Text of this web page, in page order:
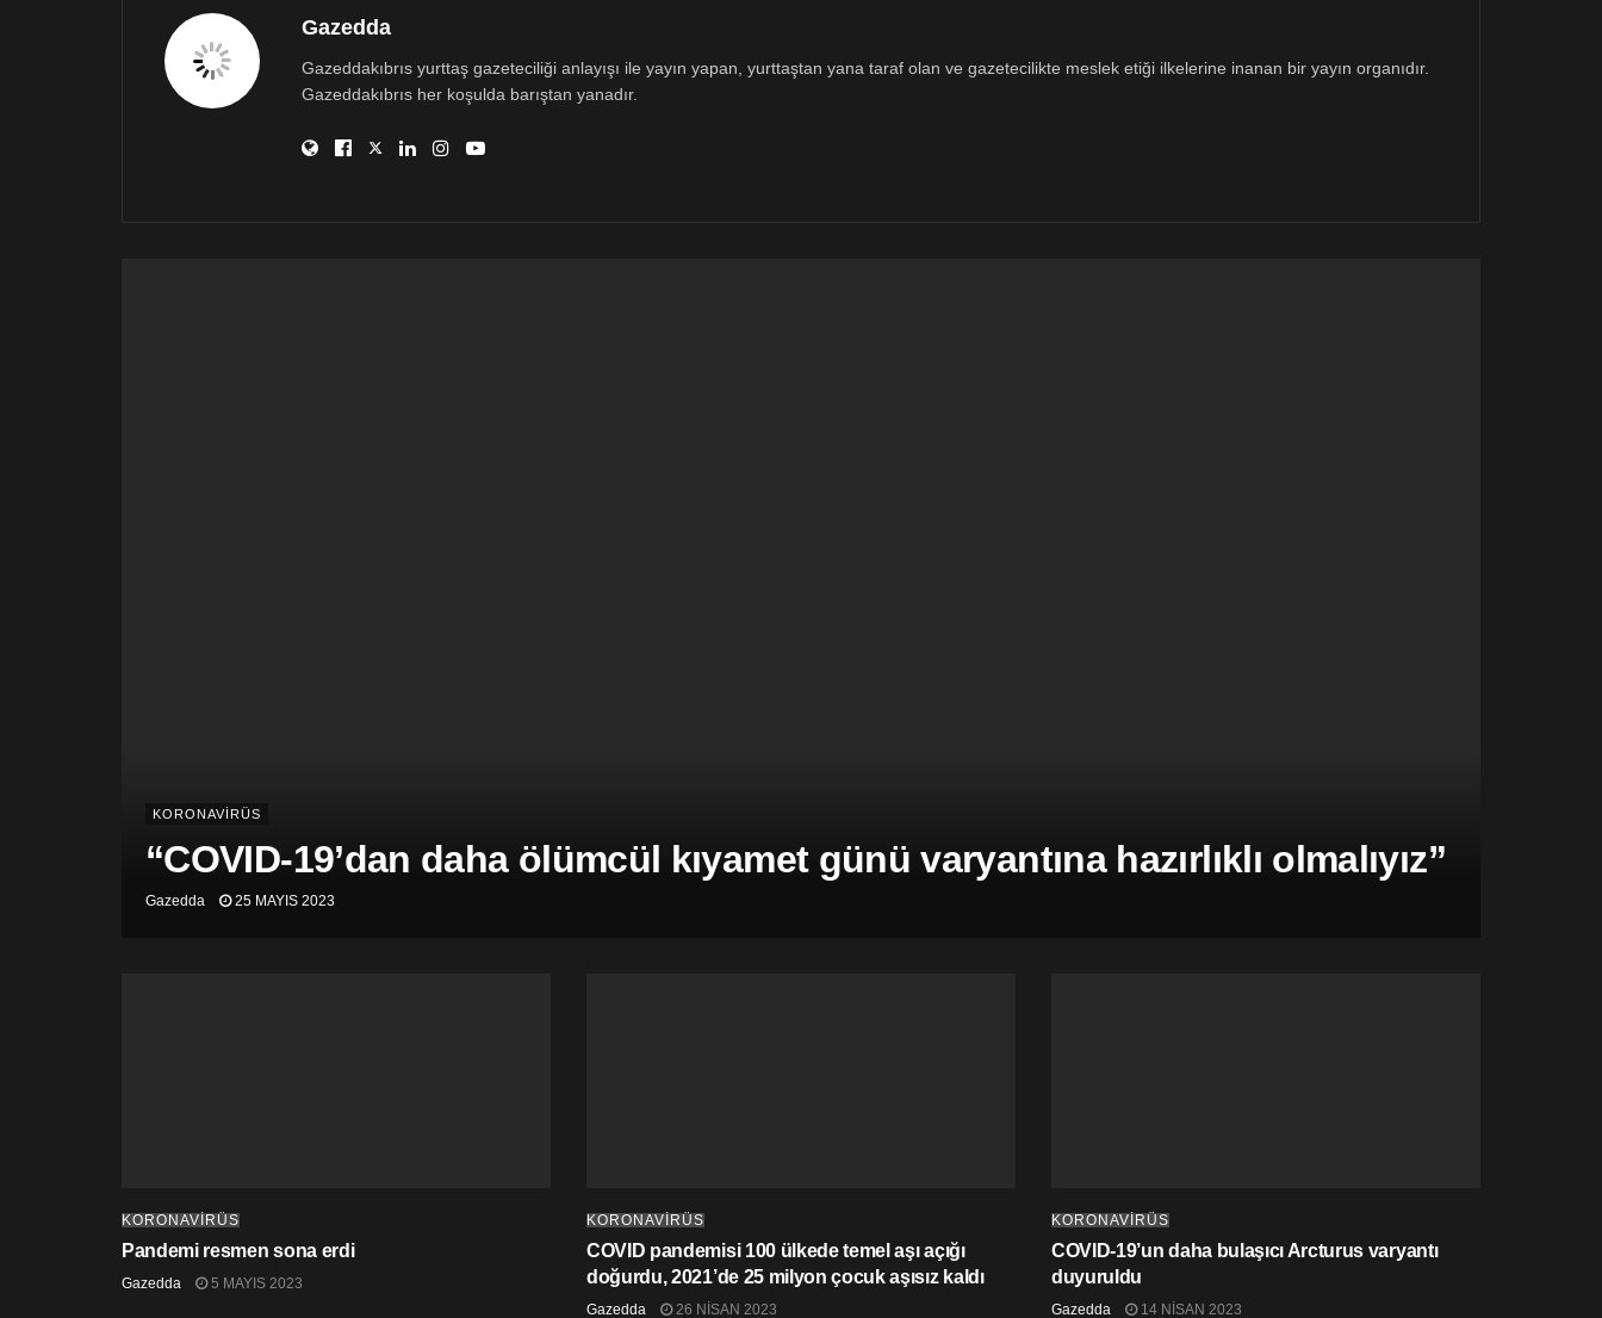
Gazedda
Gazeddakıbrıs yurttaş gazeteciliği anlayışı ile yayın yapan, yurttaştan yana taraf olan ve gazetecilikte meslek etiği ilkelerine inanan bir yayın organıdır.
Gazeddakıbrıs her koşulda barıştan yanadır.
KORONAVİRÜS
“COVID-19’dan daha ölümcül kıyamet günü varyantına hazırlıklı olmalıyız”
Gazedda 25 MAYIS 2023
KORONAVİRÜS
Pandemi resmen sona erdi
Gazedda 5 MAYIS 2023
KORONAVİRÜS
COVID pandemisi 100 ülkede temel aşı açığı
doğurdu, 2021’de 25 milyon çocuk aşısız kaldı
Gazedda 26 NISAN 2023
KORONAVİRÜS
COVID-19’un daha bulaşıcı Arcturus varyantı
duyuruldu
Gazedda 14 NISAN 2023